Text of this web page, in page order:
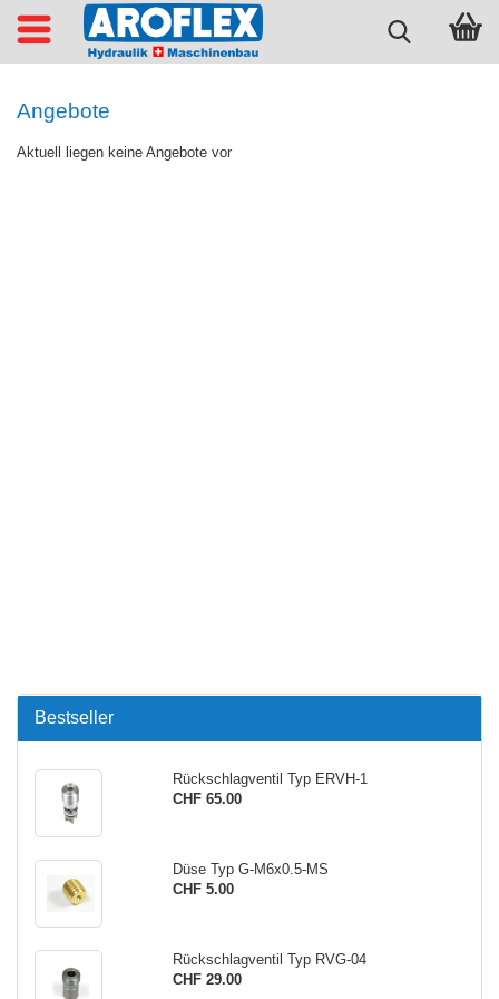
Angebote
Aktuell liegen keine Angebote vor
Bestseller
Rückschlagventil Typ ERVH-1
CHF 65.00
Düse Typ G-M6x0.5-MS
CHF 5.00
Rückschlagventil Typ RVG-04
CHF 29.00